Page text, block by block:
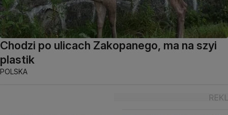
Chodzi po ulicach Zakopanego, ma na szyi
plastik
POLSKA